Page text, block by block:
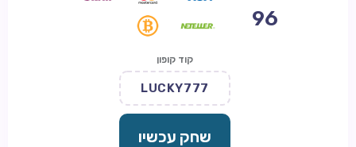
96
קוד קופון
LUCKY777
שחק עכשיו